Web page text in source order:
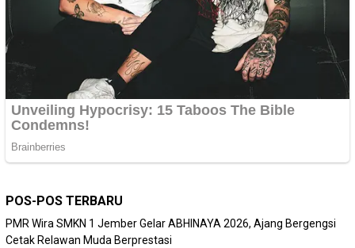
POS-POS TERBARU
PMR Wira SMKN 1 Jember Gelar ABHINAYA 2026, Ajang Bergengsi
Cetak Relawan Muda Berprestasi